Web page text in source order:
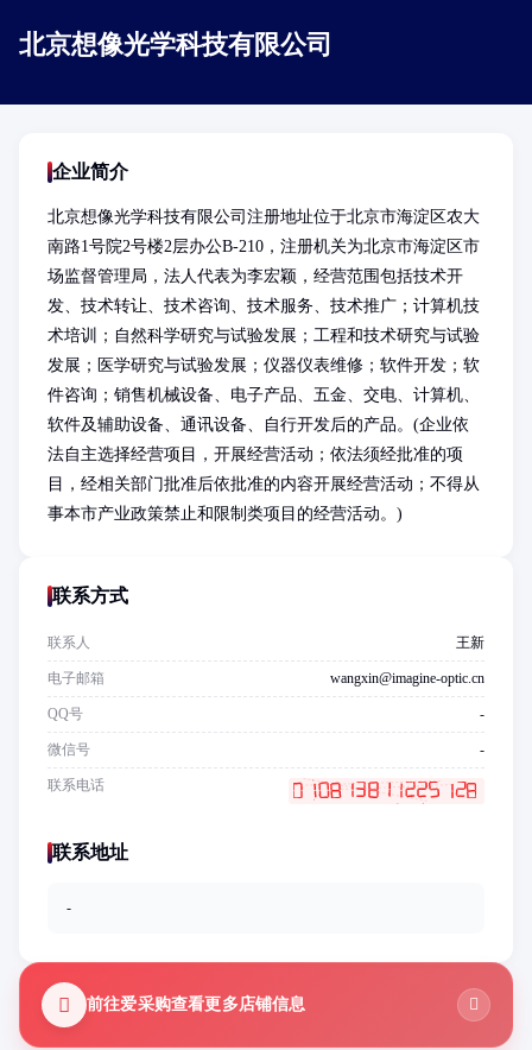
北京想像光学科技有限公司
企业简介
北京想像光学科技有限公司注册地址位于北京市海淀区农大
南路1号院2号楼2层办公B-210，注册机关为北京市海淀区市
场监督管理局，法人代表为李宏颖，经营范围包括技术开
发、技术转让、技术咨询、技术服务、技术推广；计算机技
术培训；自然科学研究与试验发展；工程和技术研究与试验
发展；医学研究与试验发展；仪器仪表维修；软件开发；软
件咨询；销售机械设备、电子产品、五金、交电、计算机、
软件及辅助设备、通讯设备、自行开发后的产品。(企业依
法自主选择经营项目，开展经营活动；依法须经批准的项
目，经相关部门批准后依批准的内容开展经营活动；不得从
事本市产业政策禁止和限制类项目的经营活动。)
联系方式
联系人 王新
电子邮箱 wangxin@imagine-optic.cn
QQ号 -
微信号 -
联系电话
联系地址
-
前往爱采购查看更多店铺信息